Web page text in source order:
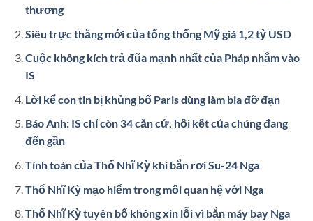
thương
Siêu trực thăng mới của tổng thống Mỹ giá 1,2 tỷ USD
Cuộc không kích trả đũa mạnh nhất của Pháp nhằm vào
IS
Lời kể con tin bị khủng bố Paris dùng làm bia đỡ đạn
Báo Anh: IS chỉ còn 34 căn cứ, hồi kết của chúng đang
đến gần
Tính toán của Thổ Nhĩ Kỳ khi bắn rơi Su-24 Nga
Thổ Nhĩ Kỳ mạo hiểm trong mối quan hệ với Nga
Thổ Nhĩ Kỳ tuyên bố không xin lỗi vì bắn máy bay Nga